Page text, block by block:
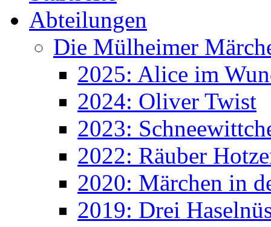
Abteilungen
Die Mülheimer
2025: Alice im
2024: Oliver Twist
2023:
2022: Räuber
2020: Märchen in
2019: Drei